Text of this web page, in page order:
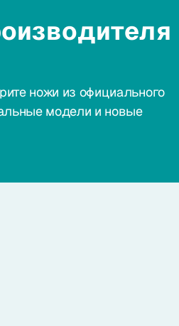
ножи из официального
модели и новые